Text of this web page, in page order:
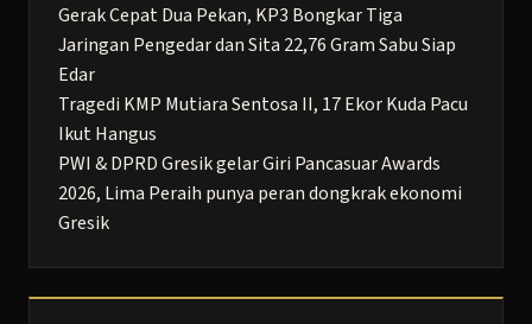
Gerak Cepat Dua Pekan, KP3 Bongkar Tiga
Jaringan Pengedar dan Sita 22,76 Gram Sabu Siap
Edar
Tragedi KMP Mutiara Sentosa II, 17 Ekor Kuda Pacu
Ikut Hangus
PWI & DPRD Gresik gelar Giri Pancasuar Awards
2026, Lima Peraih punya peran dongkrak ekonomi
Gresik